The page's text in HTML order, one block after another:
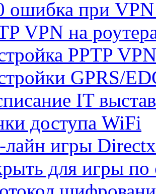
ошибка при
VPN на
PPTP
GPRS/
IT
доступа WiFi
игры
для игры по